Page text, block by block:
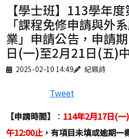
【學士班】113學年
「課程免修申請與外
業」申請公告，申請
日(一)至2月21日(五)
Published on
2025-02-10 14:49
Author 紀珮詩
Tweet
【申請時間】
： 114年2月17日(一)
午12:00止，有項目未填或逾期一